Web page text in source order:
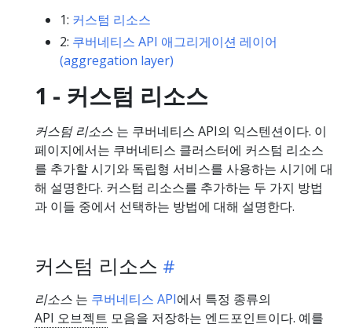
1: 커스텀 리소스
2: 쿠버네티스 API 애그리게이션 레이어
(aggregation layer)
1 - 커스텀 리소스
커스텀 리소스 는 쿠버네티스 API의 익스텐션이다. 이
페이지에서는 쿠버네티스 클러스터에 커스텀 리소스
를 추가할 시기와 독립형 서비스를 사용하는 시기에 대
해 설명한다. 커스텀 리소스를 추가하는 두 가지 방법
과 이들 중에서 선택하는 방법에 대해 설명한다.
커스텀 리소스
리소스 는 쿠버네티스 API에서 특정 종류의
API 오브젝트 모음을 저장하는 엔드포인트이다. 예를